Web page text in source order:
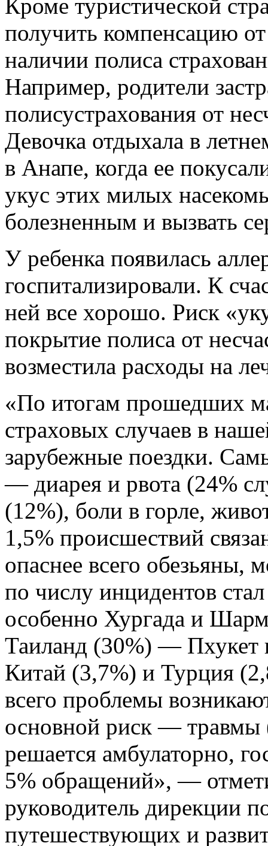
Кроме туристической
получить компенсацию
наличии полиса
Например, родители
полисустрахования от
Девочка отдыхала в
в Анапе, когда ее
укус этих милых
болезненным и вызвать
У ребенка появилась
госпитализировали. К
ней все хорошо. Риск
покрытие полиса от
возместила расходы на
«По итогам прошедших
страховых случаев в
зарубежные поездки.
— диарея и рвота (24%
(12%), боли в горле,
1,5% происшествий
опаснее всего
по числу инцидентов
особенно Хургада и
Таиланд (30%) — Пхукет
Китай (3,7%) и Турция
всего проблемы
основной риск — травмы
решается амбулаторно,
5% обращений», —
руководитель дирекции
путешествующих и